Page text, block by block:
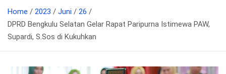
Home 2023 Juni
26
DPRD Bengkulu Selatan Gelar Rapat Paripurna Istimewa PAW,
Supardi, S.Sos di Kukuhkan